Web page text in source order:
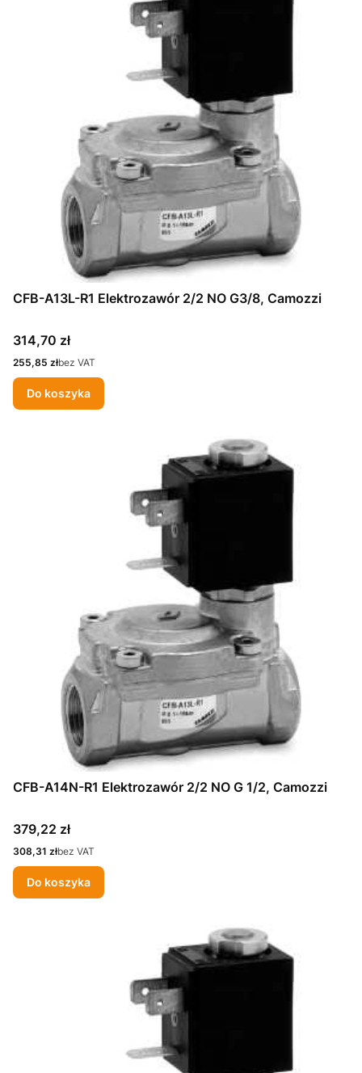
CFB-A13L-R1 Elektrozawór 2/2 NO G3/8, Camozzi
Cena
314,70 zł
Cena
255,85 złbez VAT
Do koszyka
CFB-A14N-R1 Elektrozawór 2/2 NO G 1/2, Camozzi
Cena
379,22 zł
Cena
308,31 złbez VAT
Do koszyka